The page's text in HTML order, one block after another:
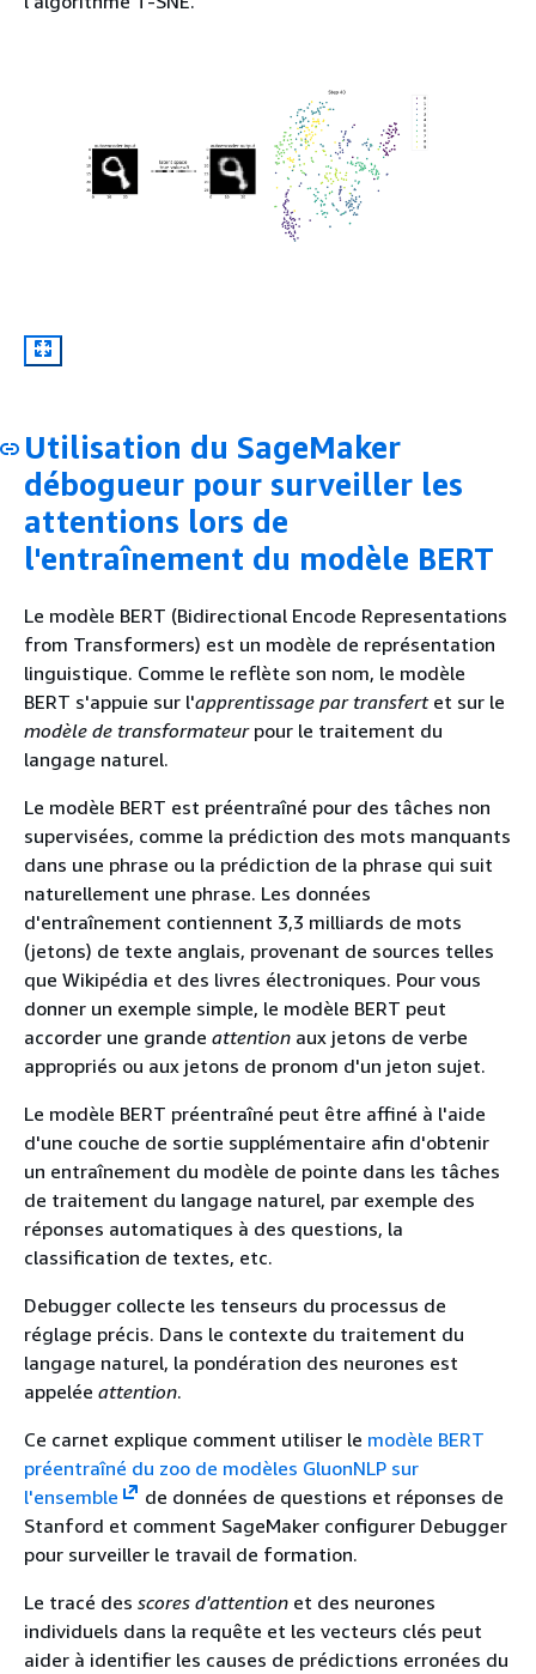
Utilisation du SageMaker
débogueur pour surveiller les
attentions lors de
l'entraînement du modèle BERT
Le modèle BERT (Bidirectional Encode Representations
from Transformers) est un modèle de représentation
linguistique. Comme le reflète son nom, le modèle
BERT s'appuie sur l'apprentissage par transfertet sur le
modèle de transformateurpour le traitement du
langage naturel.
Le modèle BERT est préentraîné pour des tâches non
supervisées, comme la prédiction des mots manquants
dans une phrase ou la prédiction de la phrase qui suit
naturellement une phrase. Les données
d'entraînement contiennent 3,3 milliards de mots
(jetons) de texte anglais, provenant de sources telles
que Wikipédia et des livres électroniques. Pour vous
donner un exemple simple, le modèle BERT peut
accorder une grande attention aux jetons de verbe
appropriés ou aux jetons de pronom d'un jeton sujet.
Le modèle BERT préentraîné peut être affiné à l'aide
d'une couche de sortie supplémentaire afin d'obtenir
un entraînement du modèle de pointe dans les tâches
de traitement du langage naturel, par exemple des
réponses automatiques à des questions, la
classification de textes, etc.
Debugger collecte les tenseurs du processus de
réglage précis. Dans le contexte du traitement du
langage naturel, la pondération des neurones est
appelée attention.
Ce carnet explique comment utiliser le modèle BERT
préentraîné du zoo de modèles GluonNLP sur
l'ensemble
de données de questions et réponses de
Stanford et comment SageMaker configurer Debugger
pour surveiller le travail de formation.
Le tracé des scores d'attention et des neurones
individuels dans la requête et les vecteurs clés peut
aider à identifier les causes de prédictions erronées du